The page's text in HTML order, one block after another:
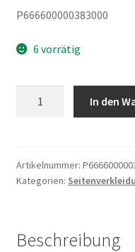
P666600000383000
6 vorrätig
In den
Artikelnummer:
Kategorien:
Beschreibung